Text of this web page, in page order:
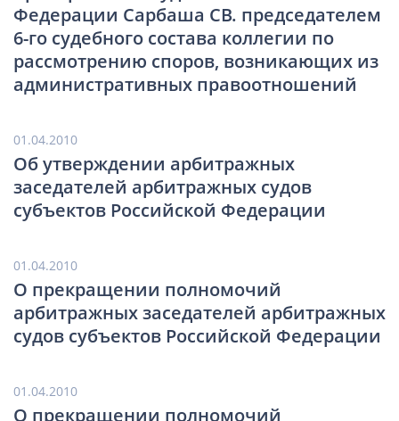
Федерации Сарбаша СВ. председателем
6-го судебного состава коллегии по
рассмотрению споров, возникающих из
административных правоотношений
01.04.2010
Об утверждении арбитражных
заседателей арбитражных судов
субъектов Российской Федерации
01.04.2010
О прекращении полномочий
арбитражных заседателей арбитражных
судов субъектов Российской Федерации
01.04.2010
О прекращении полномочий